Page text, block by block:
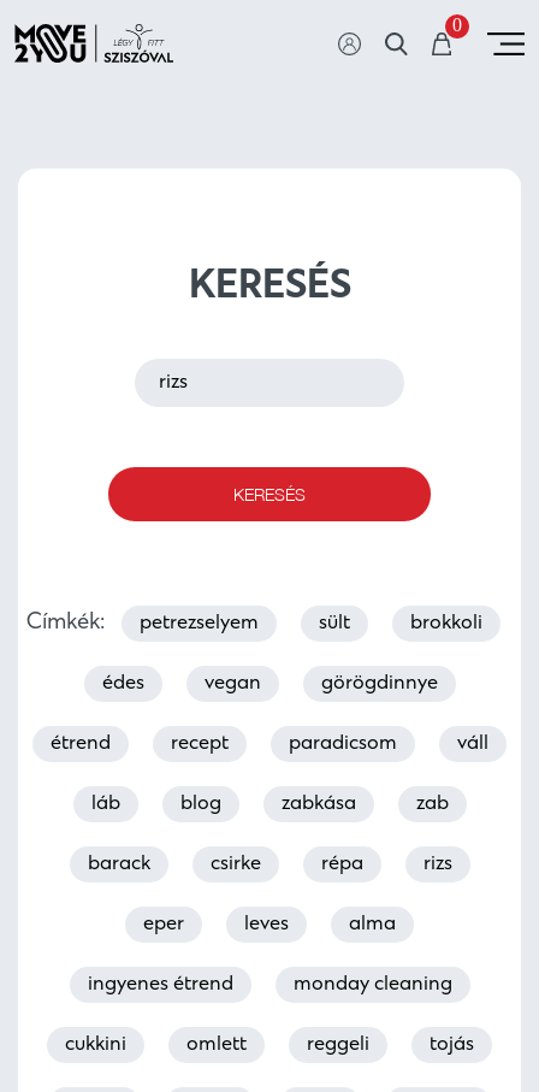
0
KERESÉS
Címkék: petrezselyem sült brokkoli
édes vegan görögdinnye
étrend recept paradicsom váll
láb blog zabkása zab
barack csirke répa rizs
eper leves alma
ingyenes étrend monday cleaning
cukkini omlett reggeli tojás